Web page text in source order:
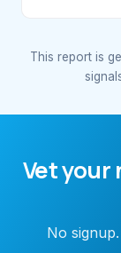
This report is
Vet your
No